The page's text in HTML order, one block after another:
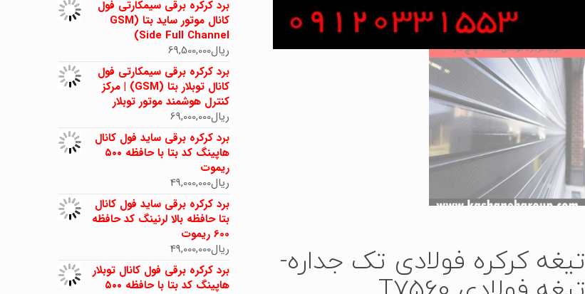
تیغه کرکره فولادی تک جداره-
برد کرکره برقی سیمکارتی فول
کانال موتور ساید بتا (GSM
Side Full Channel)
ریال69,500,000
برد کرکره برقی سیمکارتی فول
کانال توبلار بتا (GSM) | مرکز
کنترل هوشمند موتور توبلار
ریال69,000,000
برد کرکره برقی ساید فول کانال
هاپینگ کد بتا با حافظه ۵۰۰
ریموت
ریال49,000,000
برد کرکره برقی ساید فول کانال
بتا حافظه بالا لرنینگ کد حافظه
600 ریموت
ریال49,000,000
برد کرکره برقی فول کانال توبلار
هاپینگ کد بتا با حافظه ۵۰۰